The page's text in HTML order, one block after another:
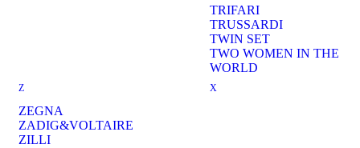
TRIFARI
TRUSSARDI
TWIN SET
TWO WOMEN IN THE
WORLD
Z
ZEGNA
ZADIG&VOLTAIRE
ZILLI
X